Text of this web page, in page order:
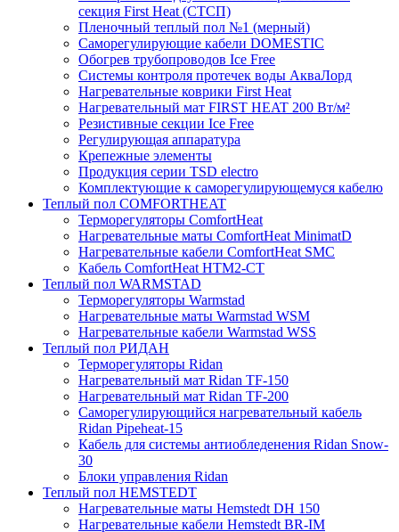
секция First Heat (СТСП)
Пленочный теплый пол №1 (мерный)
Саморегулирующие кабели DOMESTIC
Обогрев трубопроводов Ice Free
Системы контроля протечек воды АкваЛорд
Нагревательные коврики First Heat
Нагревательный мат FIRST HEAT 200 Вт/м²
Резистивные секции Ice Free
Регулирующая аппаратура
Крепежные элементы
Продукция серии TSD electro
Комплектующие к саморегулирующемуся кабелю
Теплый пол COMFORTHEAT
Терморегуляторы ComfortHeat
Нагревательные маты ComfortHeat MinimatD
Нагревательные кабели ComfortHeat SMC
Кабель ComfortHeat HTM2-CT
Теплый пол WARMSTAD
Терморегуляторы Warmstad
Нагревательные маты Warmstad WSM
Нагревательные кабели Warmstad WSS
Теплый пол РИДАН
Терморегуляторы Ridan
Нагревательный мат Ridan TF-150
Нагревательный мат Ridan TF-200
Саморегулирующийся нагревательный кабель
Ridan Pipeheat-15
Кабель для системы антиобледенения Ridan Snow-
30
Блоки управления Ridan
Теплый пол HEMSTEDT
Нагревательные маты Hemstedt DH 150
Нагревательные кабели Hemstedt BR-IM